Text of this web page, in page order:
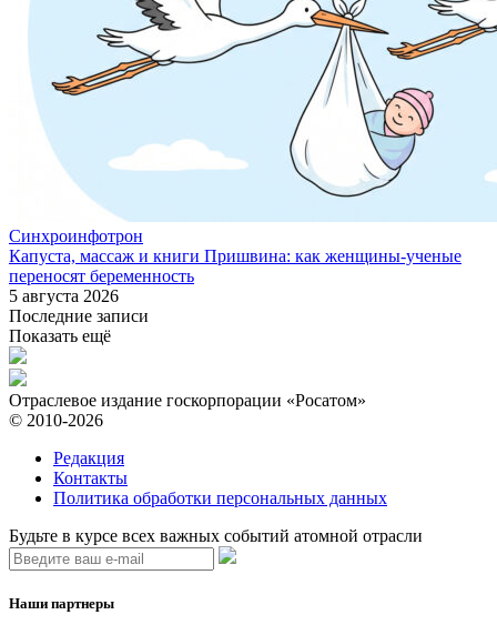
Синхроинфотрон
Капуста, массаж и книги Пришвина: как женщины-ученые
переносят беременность
5 августа 2026
Последние записи
Показать ещё
Отраслевое издание госкорпорации «Росатом»
© 2010-2026
Редакция
Контакты
Политика обработки персональных данных
Будьте в курсе всех важных событий атомной отрасли
Наши партнеры